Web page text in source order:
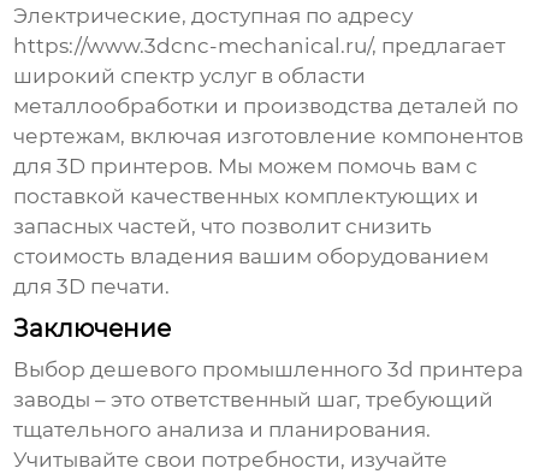
Электрические, доступная по адресу
https://www.3dcnc-mechanical.ru/, предлагает
широкий спектр услуг в области
металлообработки и производства деталей по
чертежам, включая изготовление компонентов
для 3D принтеров. Мы можем помочь вам с
поставкой качественных комплектующих и
запасных частей, что позволит снизить
стоимость владения вашим оборудованием
для 3D печати.
Заключение
Выбордешевого промышленного 3d принтера
заводы – это ответственный шаг, требующий
тщательного анализа и планирования.
Учитывайте свои потребности, изучайте